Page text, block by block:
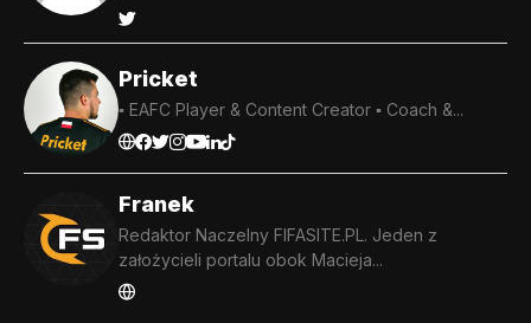
Pricket
▪️ EAFC Player & Content Creator ▪️ Coach &...
Franek
Redaktor Naczelny FIFASITE.PL. Jeden z
założycieli portalu obok Macieja...